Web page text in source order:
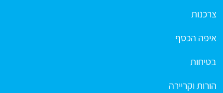
צרכנות
איפה הכסף
בטיחות
הורות וקריירה